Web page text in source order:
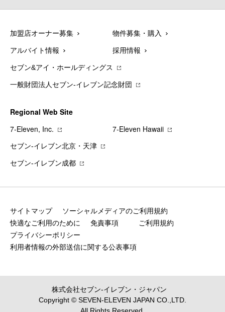
加盟店オーナー募集 物件募集・購入
アルバイト情報 採用情報
セブン&アイ・ホールディングス
一般財団法人セブン-イレブン記念財団
Regional Web Site
7‐Eleven, Inc.
7‐Eleven Hawaii
セブン‐イレブン北京・天津
セブン‐イレブン成都
サイトマップ
ソーシャルメディアのご利用規約
快適なご利用のために
免責事項
ご利用規約
プライバシーポリシー
利用者情報の外部送信に関する公表事項
株式会社セブン‐イレブン・ジャパン
Copyright © SEVEN-ELEVEN JAPAN CO.,LTD.